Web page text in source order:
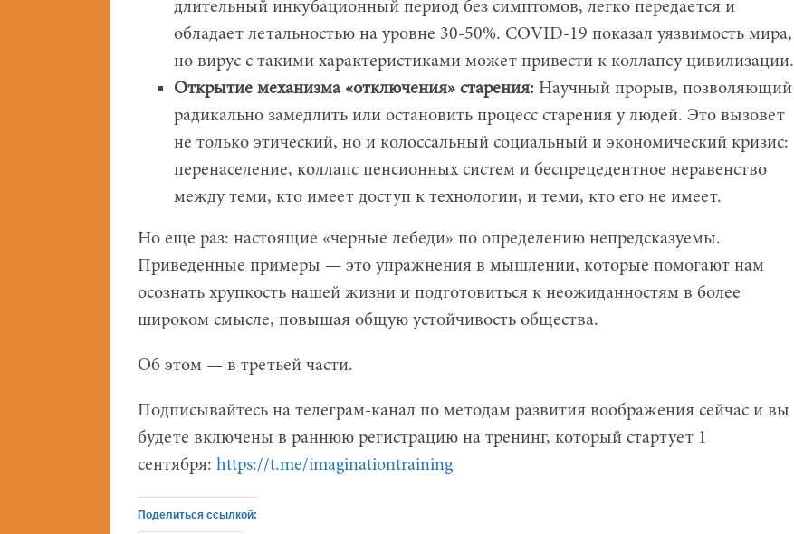
длительный инкубационный период без симптомов, легко передается и
обладает летальностью на уровне 30-50%. COVID-19 показал уязвимость мира,
но вирус с такими характеристиками может привести к коллапсу цивилизации.
Открытие механизма «отключения» старения: Научный прорыв, позволяющий
радикально замедлить или остановить процесс старения у людей. Это вызовет
не только этический, но и колоссальный социальный и экономический кризис:
перенаселение, коллапс пенсионных систем и беспрецедентное неравенство
между теми, кто имеет доступ к технологии, и теми, кто его не имеет.
Но еще раз: настоящие «черные лебеди» по определению непредсказуемы.
Приведенные примеры — это упражнения в мышлении, которые помогают нам
осознать хрупкость нашей жизни и подготовиться к неожиданностям в более
широком смысле, повышая общую устойчивость общества.
Об этом — в третьей части.
Подписывайтесь на телеграм-канал по методам развития воображения сейчас и вы
будете включены в раннюю регистрацию на тренинг, который стартует 1
сентября: https://t.me/imaginationtraining
Поделиться ссылкой: